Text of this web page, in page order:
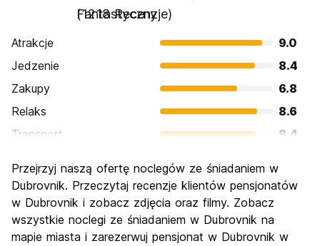
Fantastyczny
(1218 Recenzje)
Atrakcje
9.0
Jedzenie
8.4
Zakupy
6.8
Relaks
8.6
Transport
8.4
Kultura
9.3
Imprezy
Najlepsza wartość
Przejrzyj naszą ofertę noclegów ze śniadaniem w
Dubrovnik. Przeczytaj recenzje klientów pensjonatów
w Dubrovnik i zobacz zdjęcia oraz filmy. Zobacz
wszystkie noclegi ze śniadaniem w Dubrovnik na
mapie miasta i zarezerwuj pensjonat w Dubrovnik w